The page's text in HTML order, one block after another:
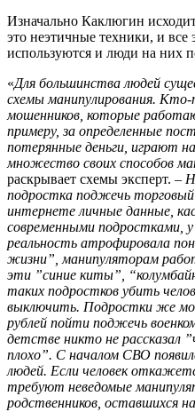
Изначально Каклюгин
это неэтичные техники, и все
используются и люди на них
«Для большинства людей
схемы манипулирования.
мошенников, которые
примеру, за определенные
потерянные деньги, играют
множество своих способов
раскрывает схемы эксперт. –
подростка поджечь
интернете личные данные,
современными подростками,
реальность атрофировала
жизни”, манипуляторам
эти ”cиние киты”,
таких подростков убить
выключить. Подростки же
рублей пойти поджечь
детстве никто не рассказал
плохо”. С началом СВО
людей. Если человек
требуют неведомые
родственников, оставшихся